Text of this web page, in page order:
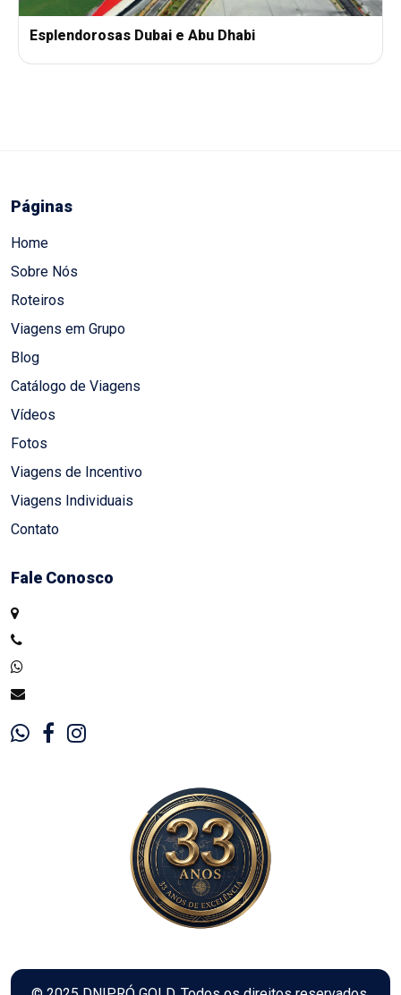
Esplendorosas Dubai e Abu Dhabi
Páginas
Home
Sobre Nós
Roteiros
Viagens em Grupo
Blog
Catálogo de Viagens
Vídeos
Fotos
Viagens de Incentivo
Viagens Individuais
Contato
Fale Conosco